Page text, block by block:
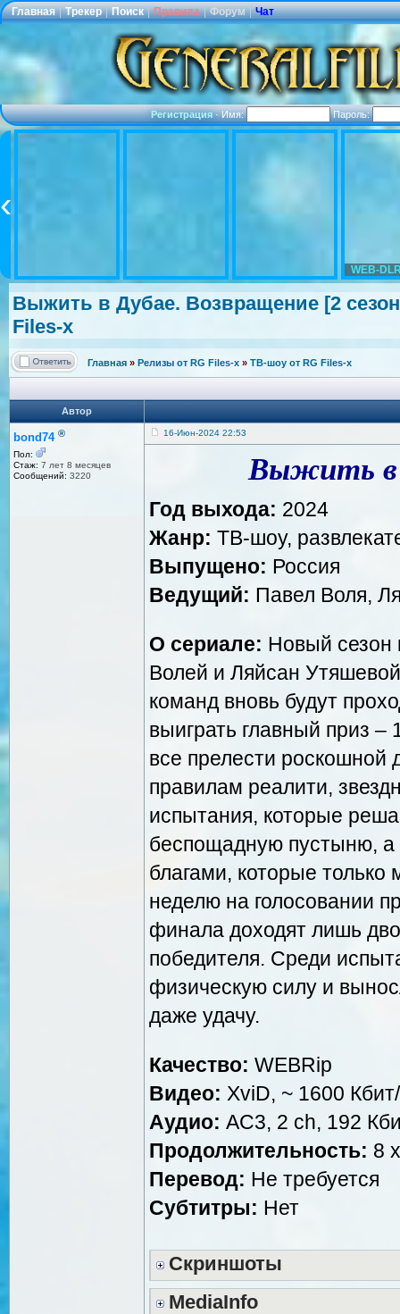
Главная | Трекер | Поиск | Правила | Форум | Чат
Регистрация·Имя: Пароль:
WEB-
Выжить в Дубае. Возвращение [2
Files-x
Главная » Релизы от RG Files-x » ТВ-шоу от RG Files-x
Автор
bond74 ®
Пол:
Стаж: 7 лет 8 месяцев
Сообщений: 3220
16-Июн-2024 22:53
Выжить в
Год выхода: 2024
Жанр: ТВ-шоу,
Выпущено: Россия
Ведущий: Павел Воля,
О сериале: Новый сезон
Волей и Ляйсан
команд вновь будут
выиграть главный приз –
все прелести роскошной
правилам реалити,
испытания, которые
беспощадную пустыню, а
благами, которые
неделю на голосовании
финала доходят лишь
победителя. Среди
физическую силу и
даже удачу.
Качество: WEBRip
Видео: XviD, ~ 1600
Аудио: AC3, 2 ch, 192
Продолжительность: 8
Перевод: Не требуется
Субтитры: Нет
Скриншоты
MediaInfo